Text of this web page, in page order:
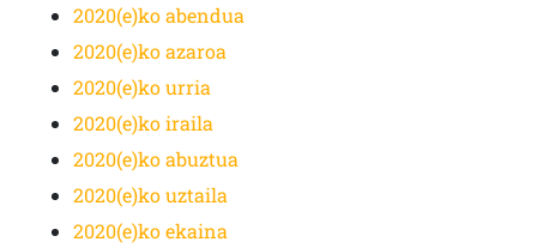
2020(e)ko abendua
2020(e)ko azaroa
2020(e)ko urria
2020(e)ko iraila
2020(e)ko abuztua
2020(e)ko uztaila
2020(e)ko ekaina